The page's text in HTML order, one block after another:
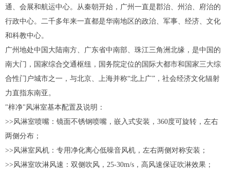
通、会展和航运中心。从秦朝开始，广州一直是郡治、州治、府治的
行政中心。二千多年来一直都是华南地区的政治、军事、经济、文化
和科教中心。
广州地处中国大陆南方、广东省中南部、珠江三角洲北缘，是中国的
南大门，国家综合交通枢纽，国务院定位的国际大都市和国家三大综
合性门户城市之一，与北京、上海并称“北上广”，社会经济文化辐射
力直指东南亚。
"梓净"风淋室基本配置及说明：
>>风淋室喷嘴：镜面不锈钢喷嘴，嵌入式安装，360度可旋转，左右
两侧分布；
>>风淋室风机：专用净化离心低噪音风机，左右两侧对称安装；
>>风淋室吹淋风速：双侧吹风，25-30m/s，高风速保证吹淋效果；